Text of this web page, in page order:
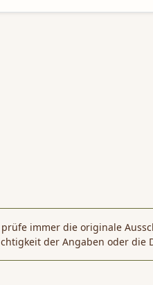
immer die originale
der Angaben oder die